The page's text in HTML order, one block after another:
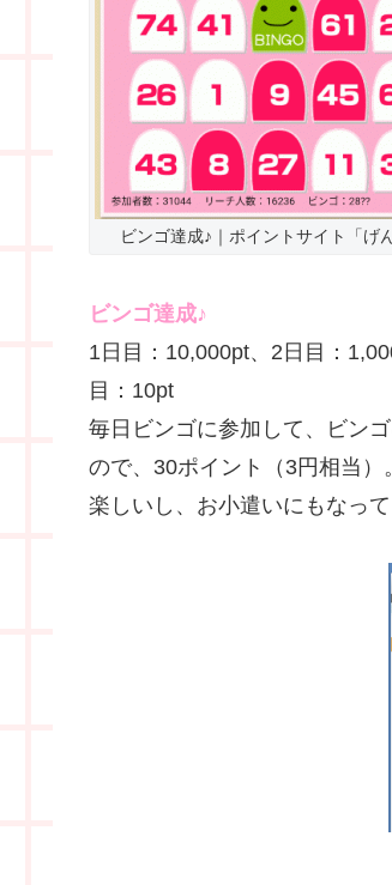
ビンゴ達成♪｜ポイントサイト「げ
ビンゴ達成♪
1日目：10,000pt、2日目：
目：10pt
毎日ビンゴに参加して、ビン
ので、30ポイント（3円相当）。
楽しいし、お小遣いにもなって